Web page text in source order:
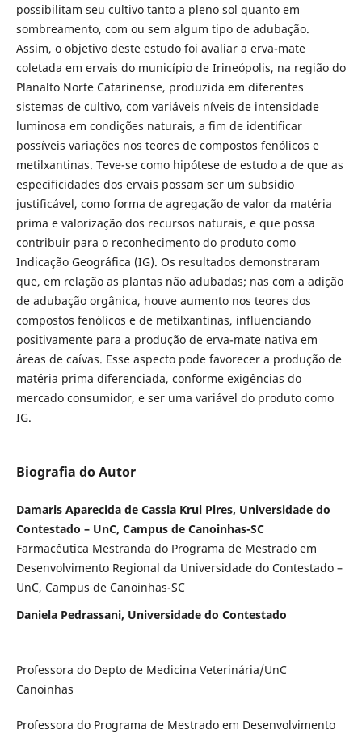
possibilitam seu cultivo tanto a pleno sol quanto em
sombreamento, com ou sem algum tipo de adubação.
Assim, o objetivo deste estudo foi avaliar a erva-mate
coletada em ervais do município de Irineópolis, na região do
Planalto Norte Catarinense, produzida em diferentes
sistemas de cultivo, com variáveis níveis de intensidade
luminosa em condições naturais, a fim de identificar
possíveis variações nos teores de compostos fenólicos e
metilxantinas. Teve-se como hipótese de estudo a de que as
especificidades dos ervais possam ser um subsídio
justificável, como forma de agregação de valor da matéria
prima e valorização dos recursos naturais, e que possa
contribuir para o reconhecimento do produto como
Indicação Geográfica (IG). Os resultados demonstraram
que, em relação as plantas não adubadas; nas com a adição
de adubação orgânica, houve aumento nos teores dos
compostos fenólicos e de metilxantinas, influenciando
positivamente para a produção de erva-mate nativa em
áreas de caívas. Esse aspecto pode favorecer a produção de
matéria prima diferenciada, conforme exigências do
mercado consumidor, e ser uma variável do produto como
IG.
Biografia do Autor
Damaris Aparecida de Cassia Krul Pires, Universidade do
Contestado – UnC, Campus de Canoinhas-SC
Farmacêutica Mestranda do Programa de Mestrado em
Desenvolvimento Regional da Universidade do Contestado –
UnC, Campus de Canoinhas-SC
Daniela Pedrassani, Universidade do Contestado
Professora do Depto de Medicina Veterinária/UnC
Canoinhas
Professora do Programa de Mestrado em Desenvolvimento